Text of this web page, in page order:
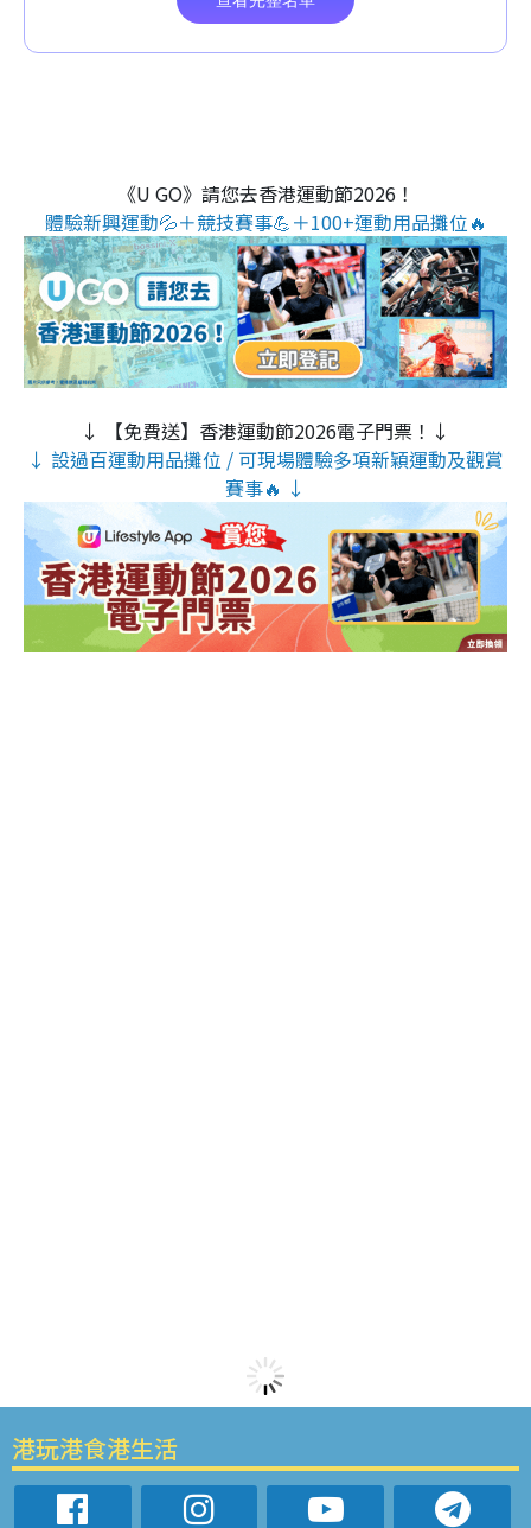
《U GO》請您去香港運動節2026！
體驗新興運動💦＋競技賽事💪＋100+運動用品攤位🔥
↓ 【免費送】香港運動節2026電子門票！↓
↓ 設過百運動用品攤位 / 可現場體驗多項新穎運動及觀賞
賽事🔥 ↓
港玩港食港生活